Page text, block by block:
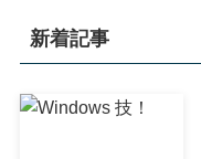
新着記事